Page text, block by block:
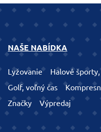
NAŠE NABÍDKA
Lyžovanie Halové
Golf, voľný čas
Značky
Výpredaj